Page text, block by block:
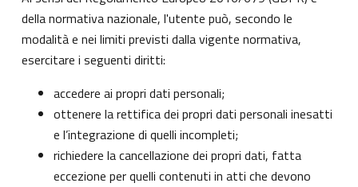
della normativa nazionale, l'utente può, secondo le
modalità e nei limiti previsti dalla vigente normativa,
esercitare i seguenti diritti:
accedere ai propri dati personali;
ottenere la rettifica dei propri dati personali inesatti
e l’integrazione di quelli incompleti;
richiedere la cancellazione dei propri dati, fatta
eccezione per quelli contenuti in atti che devono